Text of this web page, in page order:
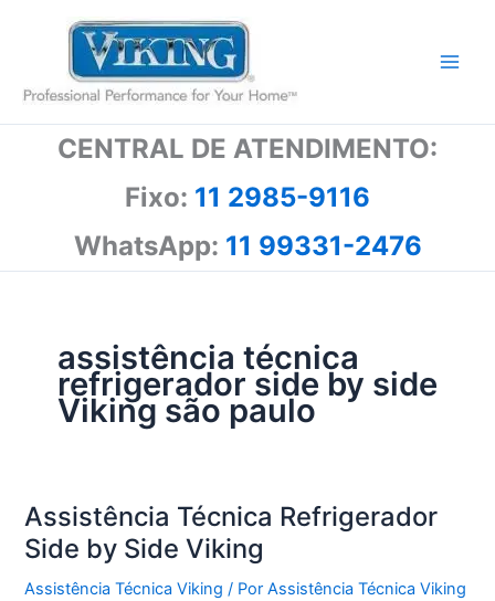
conteúdo
CENTRAL DE ATENDIMENTO:
Fixo: 11 2985-9116
WhatsApp: 11 99331-2476
assistência técnica
refrigerador side by side
Viking são paulo
Assistência Técnica Refrigerador
Side by Side Viking
Assistência Técnica Viking / PorAssistência Técnica Viking